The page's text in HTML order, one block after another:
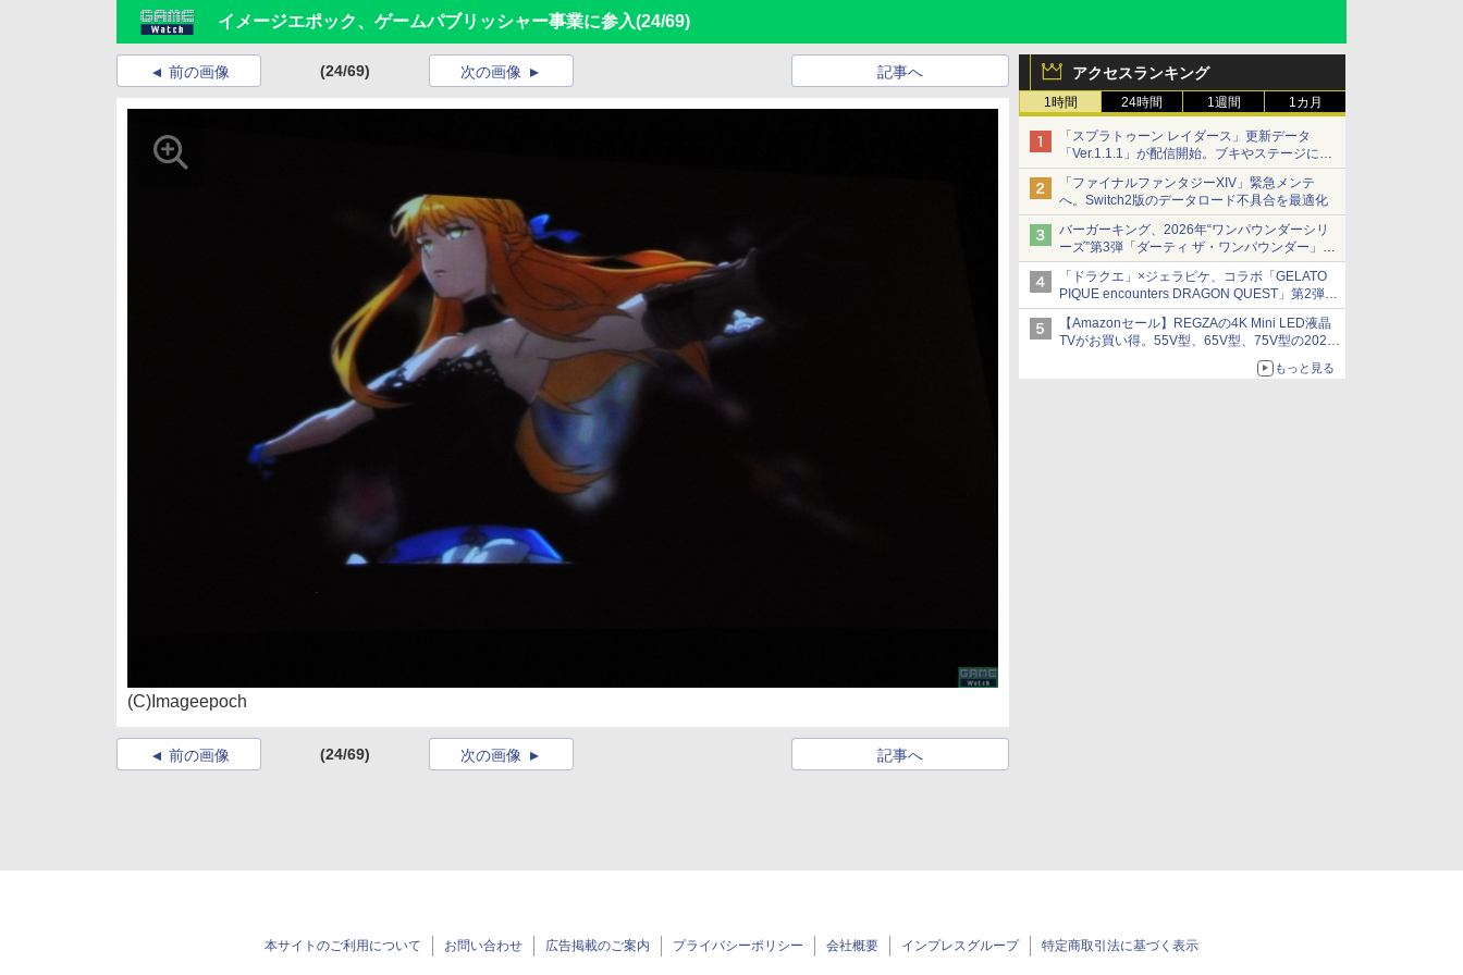
イメージエポック、ゲームパブリッシャー事業に参入(24/69)
アクセスランキング
1時間 24時間 1週間 1カ月
「スプラトゥーン レイダース」更新データ
「Ver.1.1.1」が配信開始。ブキやステージに関
する不具合を修正
「ファイナルファンタジーXIV」緊急メンテ
へ。Switch2版のデータロード不具合を最適化
バーガーキング、2026年“ワンパウンダーシリ
ーズ”第3弾「ダーティ ザ・ワンパウンダー」を
8月7日発売
「特製ガーリックマヨソース」を使用した超大
型チーズバーガー
「ドラクエ」×ジェラピケ、コラボ「GELATO
PIQUE encounters DRAGON QUEST」第2弾が
本日発売
アイスカップに入ったスライムやわたぼう、ベ
ビーサタンなどがオリジナルアートで登場
【Amazonセール】REGZAの4K Mini LED液晶
TVがお買い得。55V型、65V型、75V型の2026
もっと見る
前の画像 (24/69) 記事へ
次の画像
(C)Imageepoch
前の画像 (24/69) 記事へ
次の画像
本サイトのご利用について お問い合わせ 広告掲載のご案内 プライバシーポリシー 会社概要 インプレスグループ 特定商取引法に基づく表示